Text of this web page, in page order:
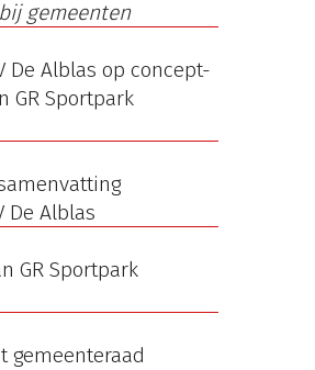
gemeenten
De Alblas op concept-
GR Sportpark
De Alblas
GR Sportpark
gemeenteraad